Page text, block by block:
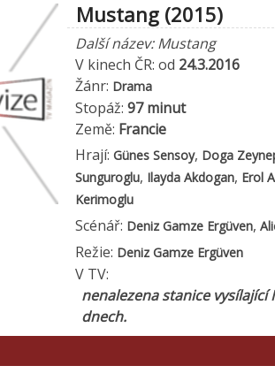
Mustang (2015)
Další název: Mustang
V kinech ČR: od 24.3.2016
Žánr: Drama
Stopáž: 97 minut
Země: Francie
Hrají: Günes Sensoy, Doga
Sunguroglu, Ilayda Akdogan, Erol
Kerimoglu
Scénář: Deniz Gamze Ergüven,
Režie: Deniz Gamze Ergüven
V TV:
nenalezena stanice vysílající
dnech.